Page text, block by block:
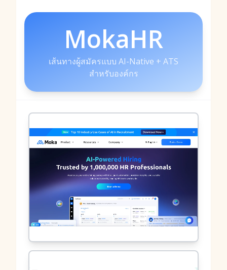
MokaHR
เส้นทางผู้สมัครแบบ AI-Native + ATS
สำหรับองค์กร